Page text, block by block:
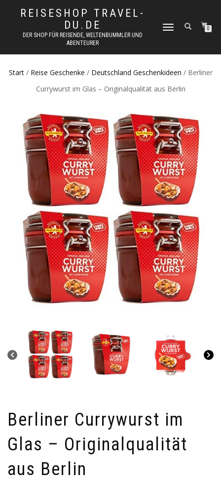
REISESHOP TRAVEL-
DU.DE
DER SHOP FÜR REISENDE, WELTENBUMMLER UND
ABENTEURER
NAVIGATION
0
Start/ Reise Geschenke / Deutschland Geschenkideen / Berliner
Currywurst im Glas – Originalqualität aus Berlin
Berliner Currywurst im
Glas – Originalqualität
aus Berlin